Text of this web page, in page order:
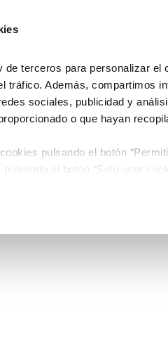
de terceros para personalizar
tráfico. Además, compartimos
sociales, publicidad y
o que hayan
pulsando el botón
el botón “Solo usar
Cookies